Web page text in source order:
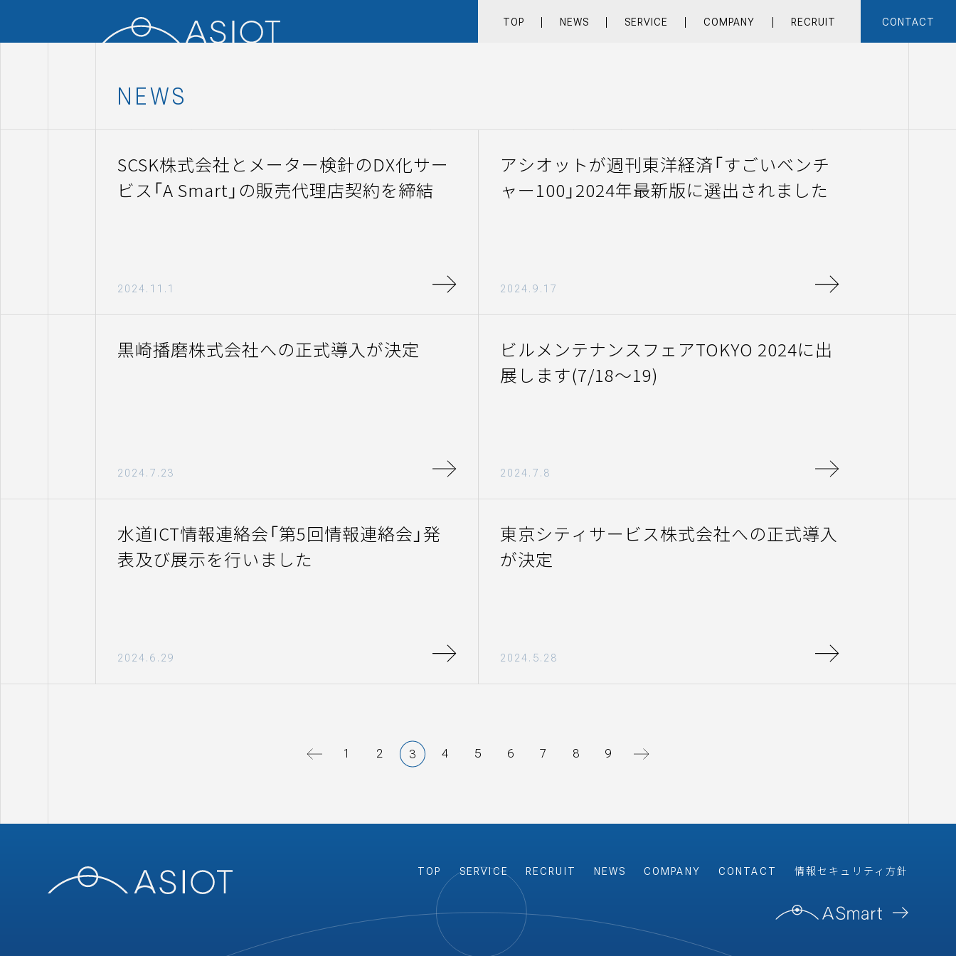
CONTACT
TOP NEWS SERVICE COMPANY RECRUIT
NEWS
SCSK株式会社とメーター検針のDX化サー
ビス「A Smart」の販売代理店契約を締結
2024.11.1
アシオットが週刊東洋経済「すごいベンチ
ャー100」2024年最新版に選出されました
2024.9.17
黒崎播磨株式会社への正式導入が決定
2024.7.23
ビルメンテナンスフェアTOKYO 2024に出
展します(7/18～19)
2024.7.8
水道ICT情報連絡会「第5回情報連絡会」発
表及び展示を行いました
2024.6.29
東京シティサービス株式会社への正式導入
が決定
2024.5.28
1 2 3 4 5 6 7 8 9
TOP SERVICE RECRUIT NEWS COMPANY CONTACT 情報セキュリティ方針